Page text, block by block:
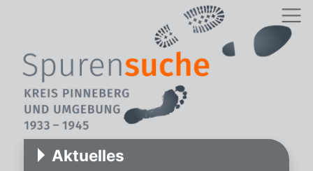
Aktuelles